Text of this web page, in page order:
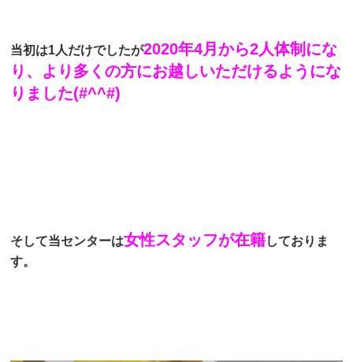
当初は1人だけでしたが2020年4月から2人体制にな
り、より多くの方にお越しいただけるようにな
りました(#^^#)
そして当センターは女性スタッフが在籍しておりま
す。